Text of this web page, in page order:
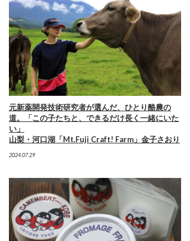
元新薬開発技術研究者が選んだ、ひとり酪農の
道。「この子たちと、できるだけ長く一緒にいた
い」
山梨・河口湖「Mt.Fuji Craft! Farm」金子さおり
2024.07.29